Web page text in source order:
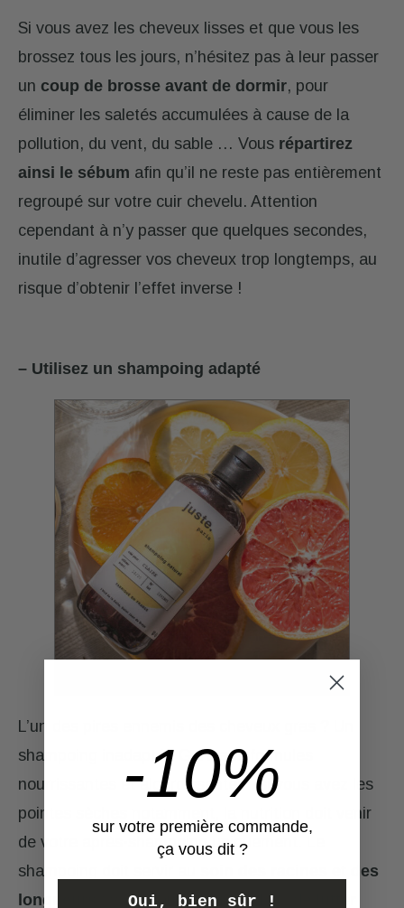
Si vous avez les cheveux lisses et que vous les
brossez tous les jours, n’hésitez pas à leur passer
un coup de brosse avant de dormir, pour
éliminer les saletés accumulées à cause de la
pollution, du vent, du sable … Vous répartirez
ainsi le sébum afin qu’il ne reste pas entièrement
regroupé sur votre cuir chevelu. Attention
cependant à n’y passer que quelques secondes,
inutile d’agresser vos cheveux trop longtemps, au
risque d’obtenir l’effet inverse !
– Utilisez un shampoing adapté
L’un des pires ennemis des cheveux gras ? Un
shampoing inadapté ! Gare aux formules
nourrissantes et alourdissantes : si vous avez les
pointes sèches notamment, la nutrition doit venir
de votre après-shampoing uniquement. Le
shampoing doit servir au
soin des racines et des
longueurs
: vos priorités seront donc de
-10%
sur votre première commande,
ça vous dit ?
Oui, bien sûr !